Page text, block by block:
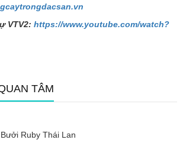
VTV2: https://www.youtube.com/watch?
TÂM
Bưởi Ruby Thái Lan